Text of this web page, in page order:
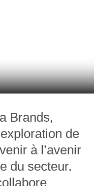
Brands,
de
à l’avenir
du secteur.